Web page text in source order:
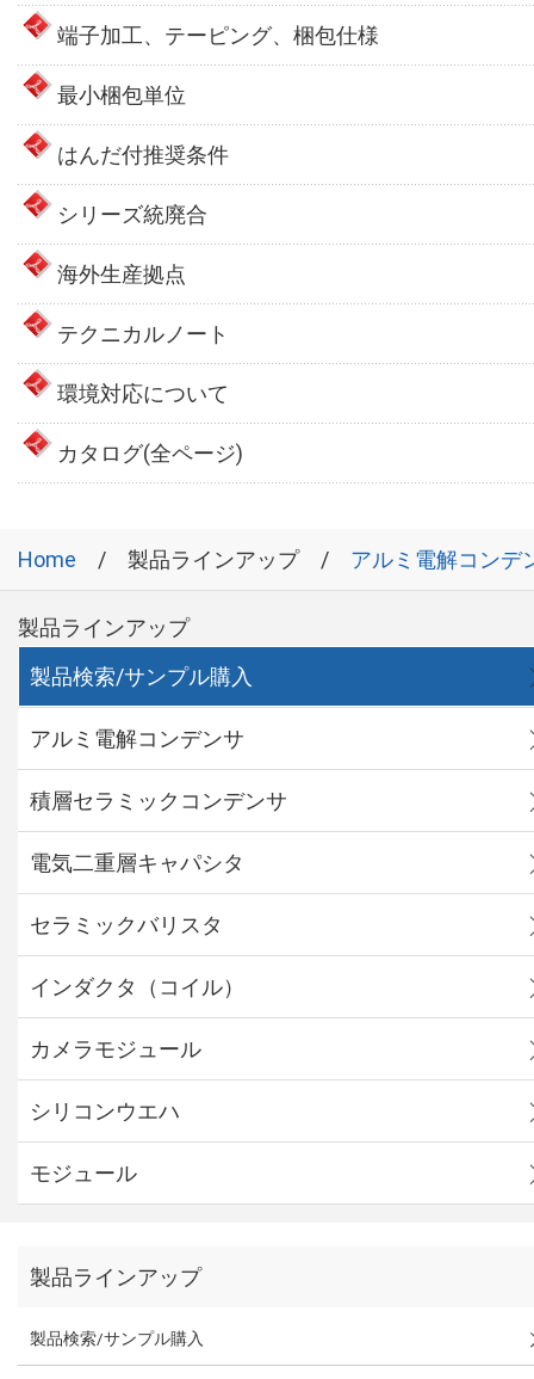
端子加工、テーピング、梱包仕様
最小梱包単位
はんだ付推奨条件
シリーズ統廃合
海外生産拠点
テクニカルノート
環境対応について
カタログ(全ページ)
Home 製品ラインアップ アルミ電解コンデ
製品ラインアップ
製品検索/サンプル購入
アルミ電解コンデンサ
積層セラミックコンデンサ
電気二重層キャパシタ
セラミックバリスタ
インダクタ（コイル）
カメラモジュール
シリコンウエハ
モジュール
製品ラインアップ
製品検索/サンプル購入